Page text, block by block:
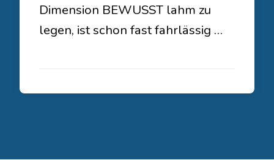
Dimension BEWUSST lahm zu
legen, ist schon fast fahrlässig …